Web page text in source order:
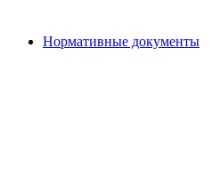
Нормативные документы